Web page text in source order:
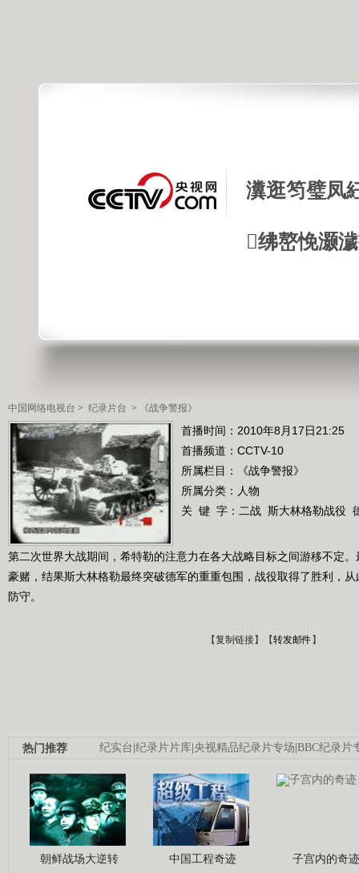
瀵逛笉璧凤
绋嶅悗灏
中国网络电视台 > 纪录片台 > 《战争警报》
首播时间：2010年8月17日21:25
首播频道： CCTV-10
所属栏目：
《战争警报》
所属分类：人物
关 键 字： 二战 斯大林格勒战役
第二次世界大战期间，希特勒的注意力在各大战略目标之间游移不定
豪赌，结果斯大林格勒最终突破德军的重重包围，战役取得了胜利，
防守。
【复制链接】【转发邮件】
纪实台|纪录片片库|央视精品纪录片专场|BBC纪录片
热门推荐
朝鲜战场大逆转 中国工程奇迹 子宫内的奇迹